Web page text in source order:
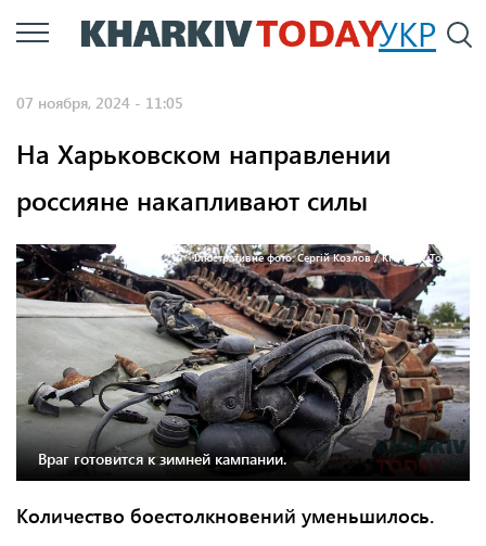
Перейти
к
УКР
07 ноября, 2024 - 11:05
На Харьковском направлении
россияне накапливают силы
Ілюстративне фото: Сергій Козлов / KHARKIV Today
Враг готовится к зимней кампании.
Количество боестолкновений уменьшилось.